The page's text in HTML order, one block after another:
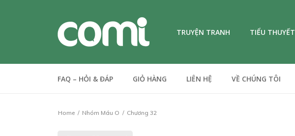
TRUYỆN TRANH TIỂU THUYẾT
FAQ – HỎI & ĐÁP GIỎ HÀNG LIÊN HỆ VỀ CHÚNG TÔI
Home Nhóm Máu O Chương 32